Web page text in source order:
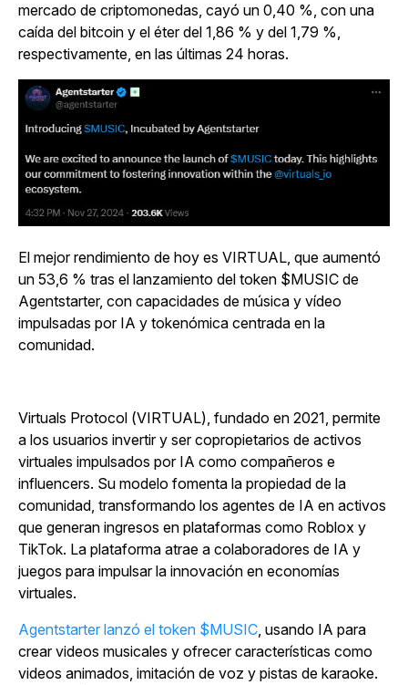
mercado de criptomonedas, cayó un 0,40 %, con una
caída del bitcoin y el éter del 1,86 % y del 1,79 %,
respectivamente, en las últimas 24 horas.
El mejor rendimiento de hoy es VIRTUAL, que aumentó
un 53,6 % tras el lanzamiento del token $MUSIC de
Agentstarter, con capacidades de música y vídeo
impulsadas por IA y tokenómica centrada en la
comunidad.
Virtuals Protocol (VIRTUAL), fundado en 2021, permite
a los usuarios invertir y ser copropietarios de activos
virtuales impulsados por IA como compañeros e
influencers. Su modelo fomenta la propiedad de la
comunidad, transformando los agentes de IA en activos
que generan ingresos en plataformas como Roblox y
TikTok. La plataforma atrae a colaboradores de IA y
juegos para impulsar la innovación en economías
virtuales.
Agentstarter lanzó el token $MUSIC, usando IA para
crear videos musicales y ofrecer características como
videos animados, imitación de voz y pistas de karaoke.